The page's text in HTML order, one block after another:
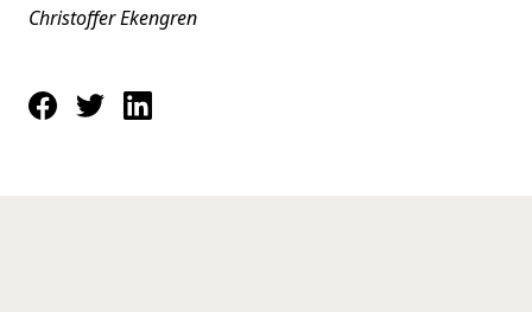
Christoffer Ekengren